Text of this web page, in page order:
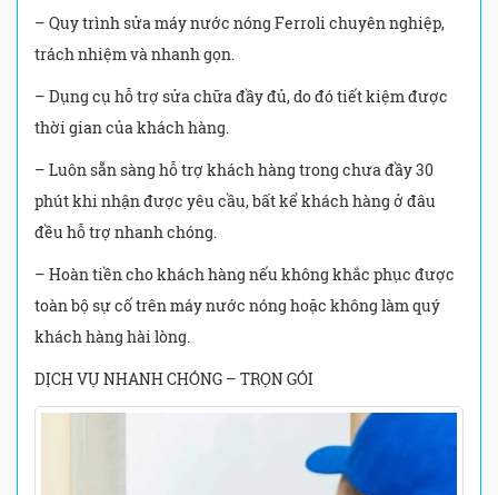
– Quy trình sửa máy nước nóng Ferroli chuyên nghiệp,
trách nhiệm và nhanh gọn.
– Dụng cụ hỗ trợ sửa chữa đầy đủ, do đó tiết kiệm được
thời gian của khách hàng.
– Luôn sẵn sàng hỗ trợ khách hàng trong chưa đầy 30
phút khi nhận được yêu cầu, bất kể khách hàng ở đâu
đều hỗ trợ nhanh chóng.
– Hoàn tiền cho khách hàng nếu không khắc phục được
toàn bộ sự cố trên máy nước nóng hoặc không làm quý
khách hàng hài lòng.
DỊCH VỤ NHANH CHÓNG – TRỌN GÓI